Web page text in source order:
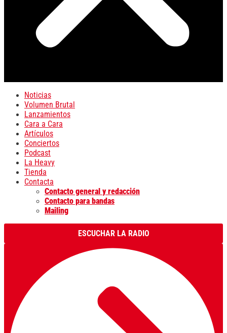
Noticias
Volumen Brutal
Lanzamientos
Cara a Cara
Artículos
Conciertos
Podcast
La Heavy
Tienda
Contacta
Contacto general y redacción
Contacto para bandas
Mailing
ESCUCHAR LA RADIO